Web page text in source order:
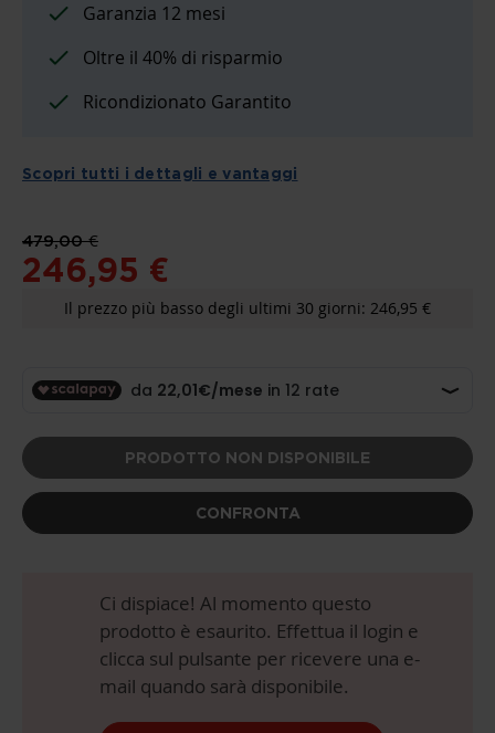
Garanzia 12 mesi
Oltre il 40% di risparmio
Ricondizionato Garantito
Scopri tutti i dettagli e vantaggi
246,95 €
479,00 €
Il prezzo più basso degli ultimi 30 giorni: 246,95 €
PRODOTTO NON DISPONIBILE
CONFRONTA
Ci dispiace! Al momento questo
prodotto è esaurito. Effettua il login e
clicca sul pulsante per ricevere una e-
mail quando sarà disponibile.